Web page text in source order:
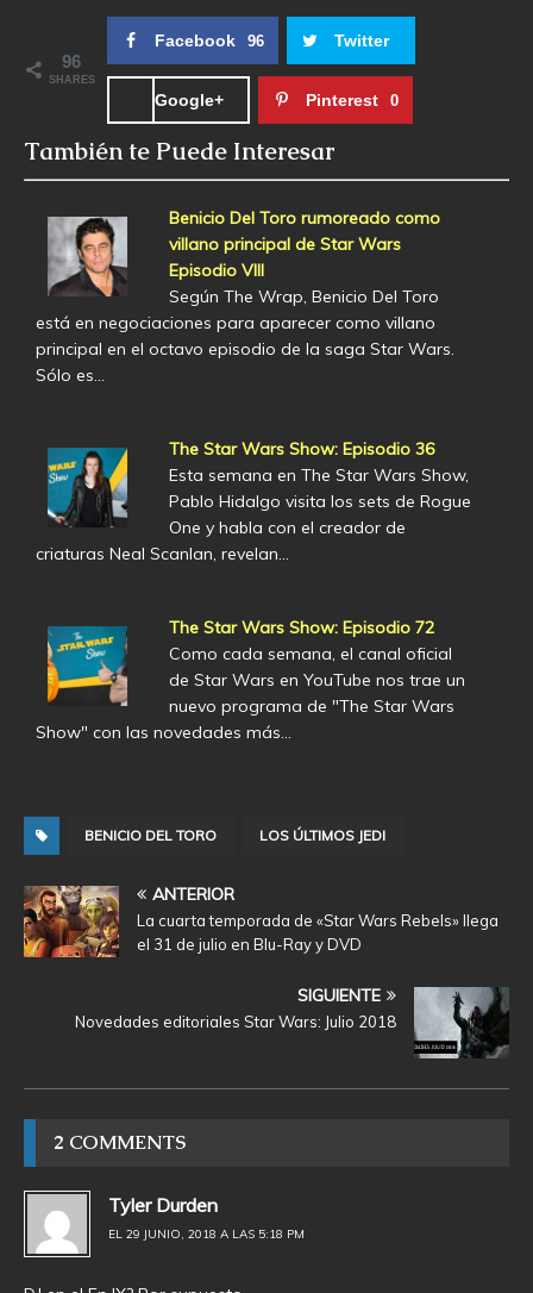
96
SHARES
Facebook 96 Twitter
Google+ Pinterest 0
También te Puede Interesar
Benicio Del Toro rumoreado como
villano principal de Star Wars
Episodio VIII
Según The Wrap, Benicio Del Toro
está en negociaciones para aparecer como villano
principal en el octavo episodio de la saga Star Wars.
Sólo es…
The Star Wars Show: Episodio 36
Esta semana en The Star Wars Show,
Pablo Hidalgo visita los sets de Rogue
One y habla con el creador de
criaturas Neal Scanlan, revelan…
The Star Wars Show: Episodio 72
Como cada semana, el canal oficial
de Star Wars en YouTube nos trae un
nuevo programa de "The Star Wars
Show" con las novedades más…
BENICIO DEL TORO LOS ÚLTIMOS JEDI
ANTERIOR
La cuarta temporada de «Star Wars Rebels» llega
el 31 de julio en Blu-Ray y DVD
SIGUIENTE
Novedades editoriales Star Wars: Julio 2018
2 COMMENTS
Tyler Durden
EL 29 JUNIO, 2018 A LAS 5:18 PM